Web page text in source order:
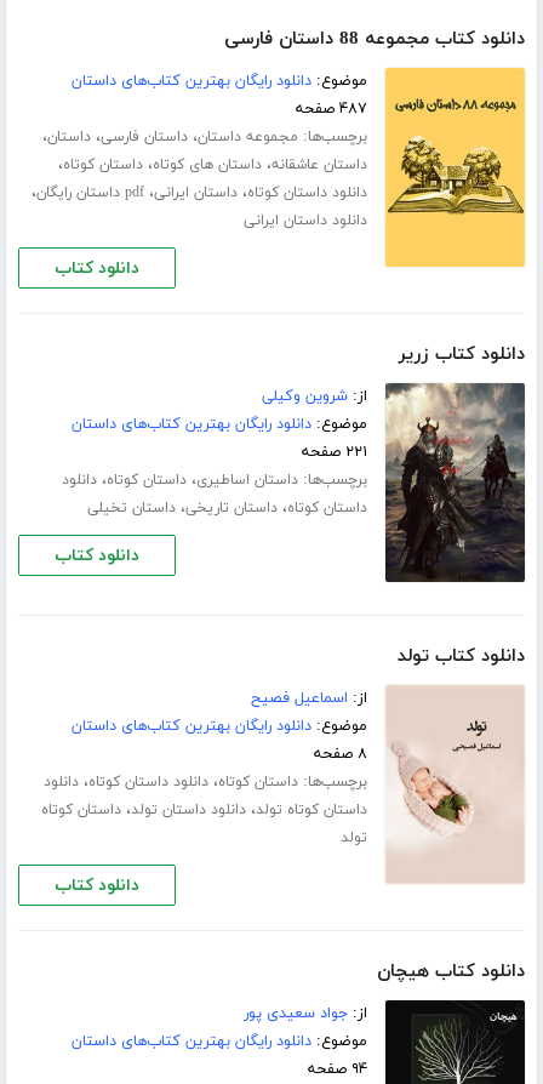
دانلود کتاب مجموعه 88 داستان فارسی
موضوع:دانلود رایگان بهترین کتاب‌های داستان
۴۸۷ صفحه
برچسب‌ها: مجموعه داستان،داستان فارسی،داستان،
داستان عاشقانه،داستان های کوتاه،داستان کوتاه،
دانلود داستان کوتاه،داستان ایرانی،pdf داستان رایگان ،
دانلود داستان ایرانی
دانلود کتاب
دانلود کتاب زریر
از:شروین وکیلی
موضوع:دانلود رایگان بهترین کتاب‌های داستان
۲۲۱ صفحه
برچسب‌ها:داستان اساطیری،داستان کوتاه،دانلود
داستان کوتاه،داستان تاریخی،داستان تخیلی
دانلود کتاب
دانلود کتاب تولد
از: اسماعیل فصیح
موضوع:دانلود رایگان بهترین کتاب‌های داستان
۸ صفحه
برچسب‌ها:داستان کوتاه،دانلود داستان کوتاه،دانلود
داستان کوتاه تولد،دانلود داستان تولد،داستان کوتاه
تولد
دانلود کتاب
دانلود کتاب هیچان
از:جواد سعیدی پور
موضوع:دانلود رایگان بهترین کتاب‌های داستان
۹۴ صفحه